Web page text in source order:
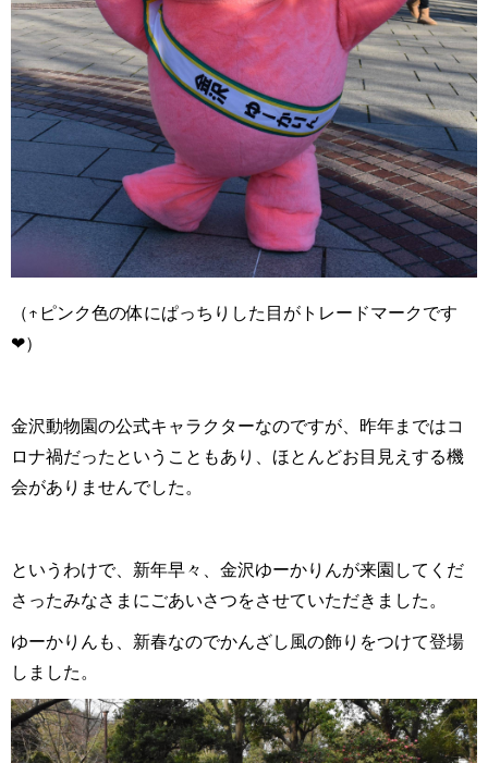
（↑ピンク色の体にぱっちりした目がトレードマークです
❤）
金沢動物園の公式キャラクターなのですが、昨年まではコ
ロナ禍だったということもあり、ほとんどお目見えする機
会がありませんでした。
というわけで、新年早々、金沢ゆーかりんが来園してくだ
さったみなさまにごあいさつをさせていただきました。
ゆーかりんも、新春なのでかんざし風の飾りをつけて登場
しました。